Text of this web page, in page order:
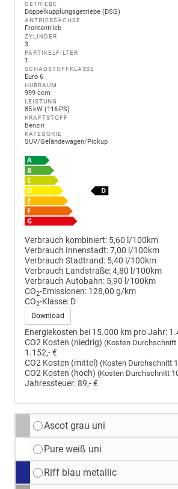
GETRIEBE
Doppelkupplungsgetriebe (DSG)
ANTRIEBSACHSE
Frontantrieb
ZYLINDER
3
PARTIKELFILTER
1
SCHADSTOFFKLASSE
Euro 6
HUBRAUM
999 ccm
LEISTUNG
85 kW (116 PS)
KRAFTSTOFF
Benzin
KATEGORIE
SUV/Geländewagen/Pickup
Verbrauch kombiniert: 5,60 l/100km
Verbrauch Innenstadt:7,00 l/100km
Verbrauch Stadtrand: 5,40 l/100km
Verbrauch Landstraße:4,80 l/100km
Verbrauch Autobahn: 5,90 l/100km
CO2-Emissionen: 128,00 g/km
CO2-Klasse: D
Download
Energiekosten bei 15.000 km pro Jahr:
CO2 Kosten (niedrig) (Kosten Durchschnitt
1.152,- €
CO2 Kosten (mittel) (Kosten Durchschnitt
CO2 Kosten (hoch) (Kosten Durchschnitt
Jahressteuer:89,- €
Ascot grau uni
Pure weiß uni
Riff blau metallic